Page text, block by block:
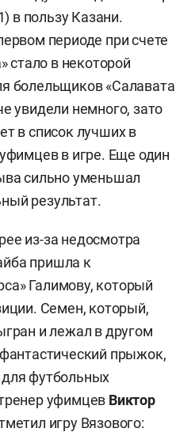
в пользу Казани.
периоде при счете
стало в некоторой
болельщиков «Салавата
увидели немного, зато
в список лучших в
в игре. Еще один
сильно уменьшал
результат.
из-за недосмотра
пришла к
Галимову, который
Семен, который,
и лежал в другом
прыжок,
футбольных
уфимцев Виктор
игру Вязового: